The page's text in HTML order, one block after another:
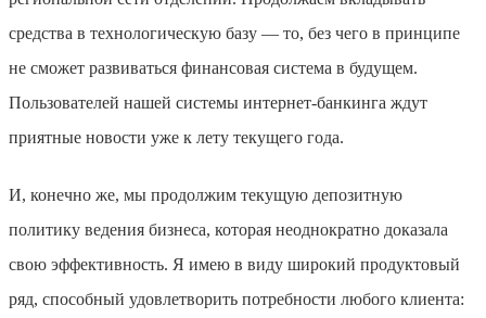
средства в технологическую базу — то, без чего в принципе
не сможет развиваться финансовая система в будущем.
Пользователей нашей системы интернет-банкинга ждут
приятные новости уже к лету текущего года.
И, конечно же, мы продолжим текущую депозитную
политику ведения бизнеса, которая неоднократно доказала
свою эффективность. Я имею в виду широкий продуктовый
ряд, способный удовлетворить потребности любого клиента: